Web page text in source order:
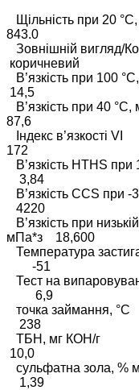
843.0
коричневий
14,5
87,6
Індекс
172
В’язкість
3,84
В’язкість
4220
В’язкість при
мПа*з 18,600
-51
Тест на
6,9
точка
238
ТБН,
10,0
1,39